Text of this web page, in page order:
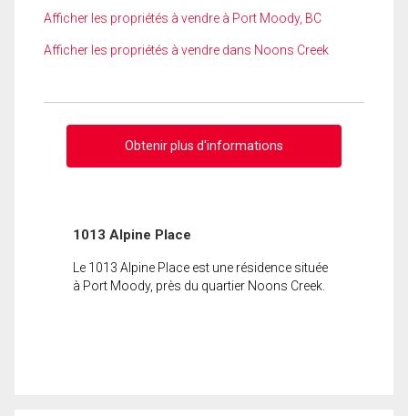
Afficher les propriétés à vendre à Port Moody, BC
Afficher les propriétés à vendre dans Noons Creek
Obtenir plus d'informations
1013 Alpine Place
Le 1013 Alpine Place est une résidence située
à Port Moody, près du quartier Noons Creek.